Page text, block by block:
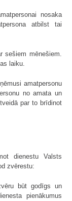
nosaka
atbilst tai
sešiem mēnešiem.
laiku.
amatpersonu
no amata un
par to brīdinot
dienestu Valsts
zvērestu:
būt godīgs un
pienākumus